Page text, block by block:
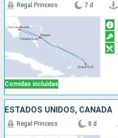
Comidas incluidas
Regal Princess 7 d
ESTADOS UNIDOS, CANADÁ
Regal Princess 8 d